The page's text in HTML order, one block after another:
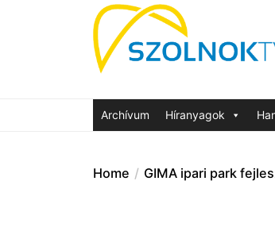
Archívum Híranyagok
Home GIMA ipari park